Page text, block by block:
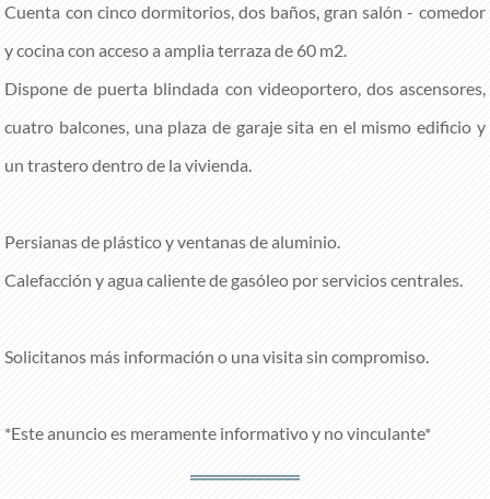
Cuenta con cinco dormitorios, dos baños, gran salón - comedor
y cocina con acceso a amplia terraza de 60 m2.
Dispone de puerta blindada con videoportero, dos ascensores,
cuatro balcones, una plaza de garaje sita en el mismo edificio y
un trastero dentro de la vivienda.
Persianas de plástico y ventanas de aluminio.
Calefacción y agua caliente de gasóleo por servicios centrales.
Solicitanos más información o una visita sin compromiso.
*Este anuncio es meramente informativo y no vinculante*